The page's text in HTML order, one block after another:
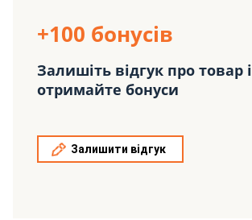
+100 бонусів
Залишіть відгук про товар і
отримайте бонуси
Залишити відгук